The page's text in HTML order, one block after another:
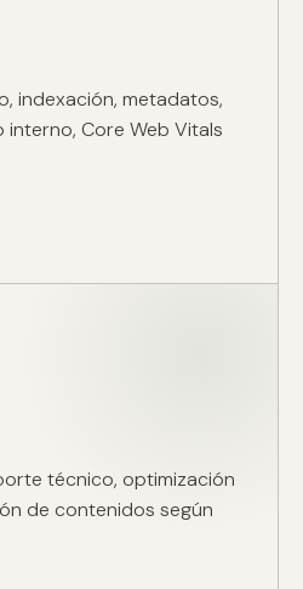
indexación, metadatos,
Core Web Vitals
técnico, optimización
de contenidos según